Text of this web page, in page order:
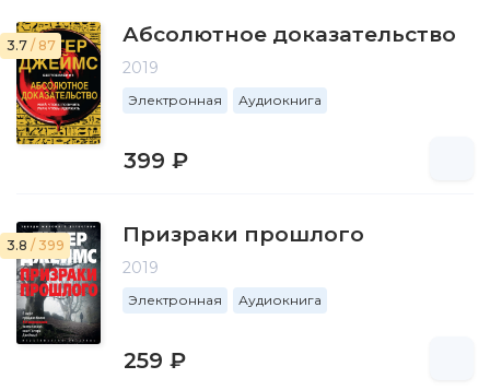
3.7 / 87 Абсолютное доказательство
2019
Электронная Аудиокнига
399 ₽
3.8 / 399 Призраки прошлого
2019
Электронная Аудиокнига
259 ₽